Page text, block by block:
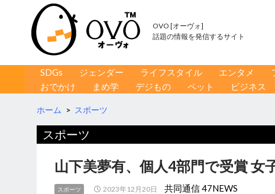
OVO [オーヴォ]
話題の情報を発信するサイト
コンテンツへ移動
SDGs ジェンダー ライフスタイル エンタメ
おでかけ
まめ学 デジもの ペット ビジネス
ホーム > スポーツ
スポーツ
山下美夢有、個人4部門で受賞 女
スポーツ 2023年12月20日 共同通信 47NEWS